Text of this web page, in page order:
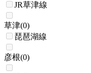
JR草津線
草津(0)
琵琶湖線
彦根(0)